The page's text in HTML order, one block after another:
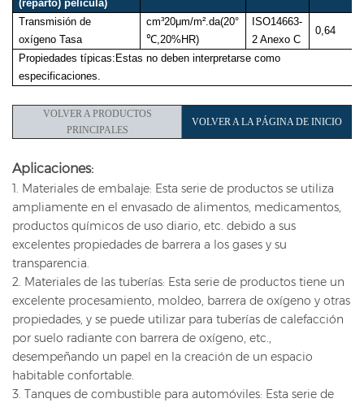
(reparto) película)
Transmisión de
oxígeno Tasa
cm³20μm/m².da(20°
℃,20%HR)
ISO14663-
2 Anexo C
0,64
Propiedades típicas:Estas no deben interpretarse como
especificaciones.
VOLVER A PRODUCTOS
PRINCIPALES
VOLVER A LA PÁGINA DE INICIO
Aplicaciones:
1. Materiales de embalaje: Esta serie de productos se utiliza
ampliamente en el envasado de alimentos, medicamentos,
productos químicos de uso diario, etc. debido a sus
excelentes propiedades de barrera a los gases y su
transparencia.
2. Materiales de las tuberías: Esta serie de productos tiene un
excelente procesamiento, moldeo, barrera de oxígeno y otras
propiedades, y se puede utilizar para tuberías de calefacción
por suelo radiante con barrera de oxígeno, etc.,
desempeñando un papel en la creación de un espacio
habitable confortable.
3. Tanques de combustible para automóviles: Esta serie de